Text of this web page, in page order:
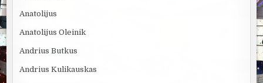
Anatolijus
Anatolijus Oleinik
Andrius Butkus
Andrius Kulikauskas